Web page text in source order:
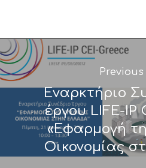
Previous
Εναρκτήριο
έργου LIFE-IP
«Εφαρμογή
Οικονομίας